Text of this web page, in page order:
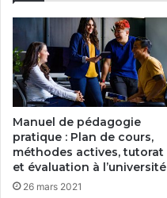
Manuel de pédagogie
pratique : Plan de cours,
méthodes actives, tutorat
et évaluation à l’université
26 mars 2021